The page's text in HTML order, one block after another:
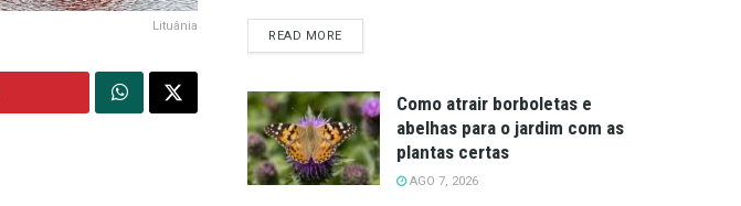
Lituânia
READ MOREDETAILS
Como atrair borboletas e
abelhas para o jardim com as
plantas certas
AGO 7, 2026